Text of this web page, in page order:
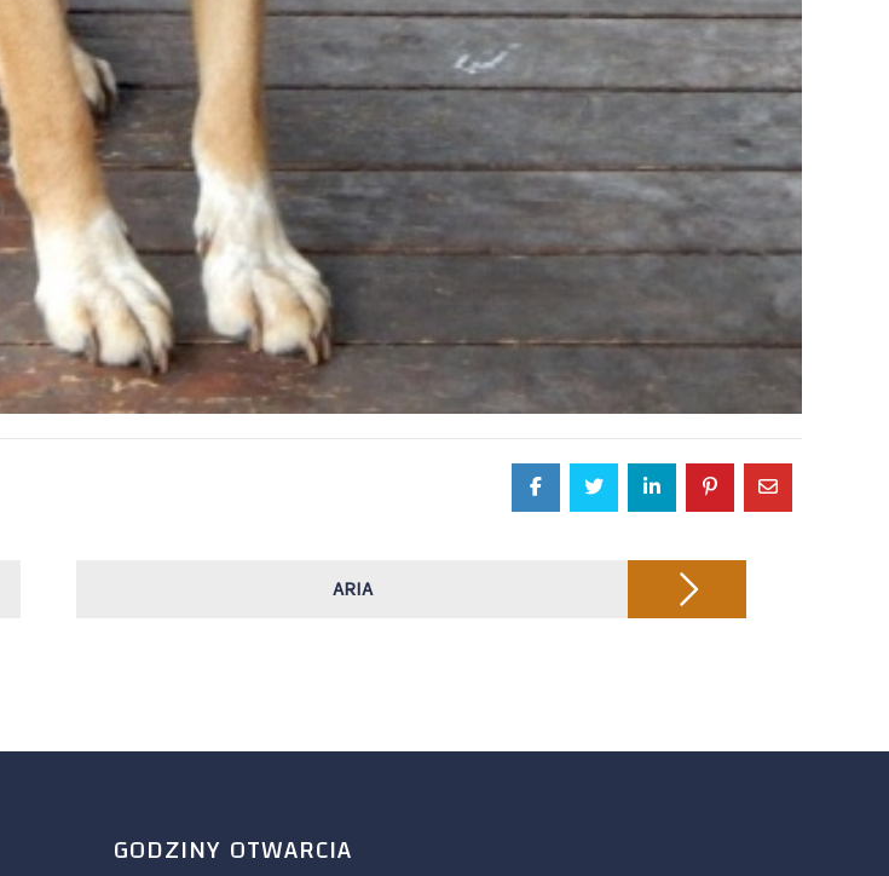
ARIA
GODZINY OTWARCIA